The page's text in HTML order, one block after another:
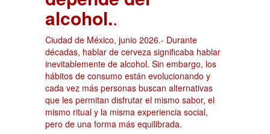
alcohol..
Ciudad de México, junio 2026.- Durante
décadas, hablar de cerveza significaba hablar
inevitablemente de alcohol. Sin embargo, los
hábitos de consumo están evolucionando y
cada vez más personas buscan alternativas
que les permitan disfrutar el mismo sabor, el
mismo ritual y la misma experiencia social,
pero de una forma más equilibrada.